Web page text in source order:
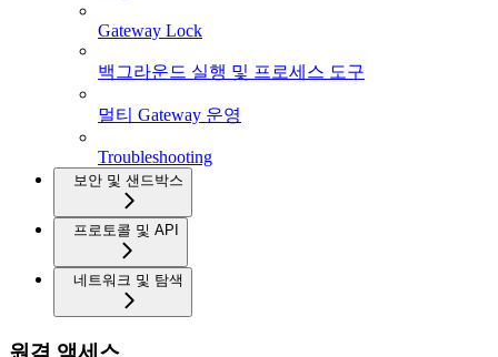
Gateway Lock
백그라운드 실행 및 프로세스 도구
멀티 Gateway 운영
Troubleshooting
보안 및 샌드박스
프로토콜 및 API
네트워크 및 탐색
원격 액세스